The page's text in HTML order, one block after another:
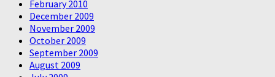
February 2010
December 2009
November 2009
October 2009
September 2009
August 2009